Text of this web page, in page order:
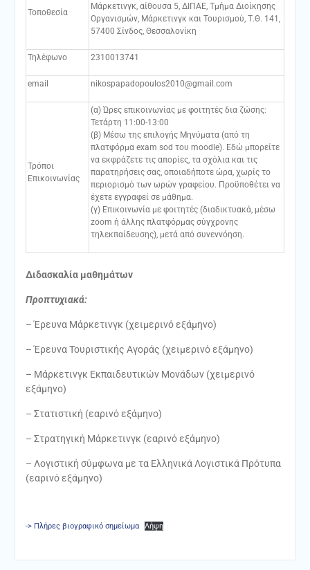
Τοποθεσία
Μάρκετινγκ, αίθουσα 5, ΔΙΠΑΕ, Τμήμα Διοίκησης
Οργανισμών, Μάρκετινγκ και Τουρισμού, Τ.Θ. 141,
57400 Σίνδος, Θεσσαλονίκη
Τηλέφωνο 2310013741
email nikospapadopoulos2010@gmail.com
Τρόποι
Επικοινωνίας
(α) Ώρες επικοινωνίας με φοιτητές δια ζώσης:
Τετάρτη 11:00-13:00
(β) Μέσω της επιλογής Μηνύματα (από τη
πλατφόρμα exam sod του moodle). Εδώ μπορείτε
να εκφράζετε τις απορίες, τα σχόλια και τις
παρατηρήσεις σας, οποιαδήποτε ώρα, χωρίς το
περιορισμό των ωρών γραφείου. Προϋποθέτει να
έχετε εγγραφεί σε μάθημα.
(γ) Επικοινωνία με φοιτητές (διαδικτυακά, μέσω
zoom ή άλλης πλατφόρμας σύγχρονης
τηλεκπαίδευσης), μετά από συνεννόηση.
Διδασκαλία μαθημάτων
Προπτυχιακά:
– Έρευνα Μάρκετινγκ (χειμερινό εξάμηνο)
– Έρευνα Τουριστικής Αγοράς (χειμερινό εξάμηνο)
– Μάρκετινγκ Εκπαιδευτικών Μονάδων (χειμερινό
εξάμηνο)
– Στατιστική (εαρινό εξάμηνο)
– Στρατηγική Μάρκετινγκ (εαρινό εξάμηνο)
– Λογιστική σύμφωνα με τα Ελληνικά Λογιστικά Πρότυπα
(εαρινό εξάμηνο)
-> Πλήρες βιογραφικό σημείωμα Λήψη